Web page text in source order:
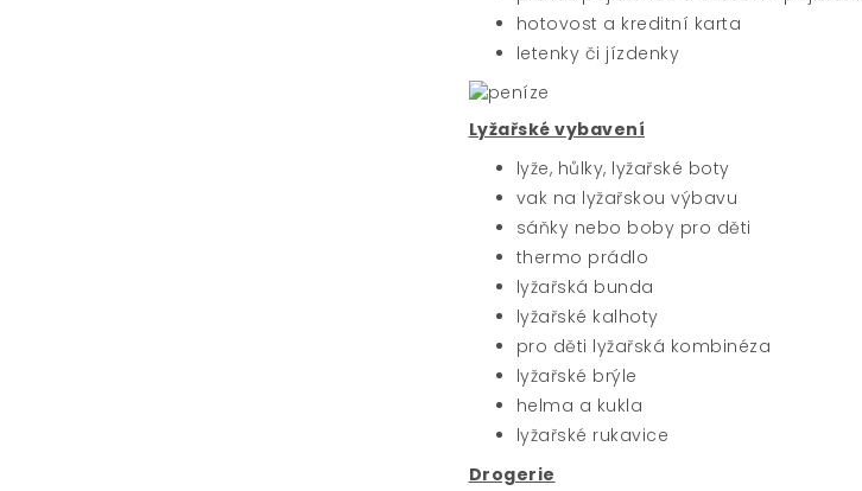
hotovost a kreditní karta
letenky či jízdenky
Lyžařské vybavení
lyže, hůlky, lyžařské boty
vak na lyžařskou výbavu
sáňky nebo boby pro děti
thermo prádlo
lyžařská bunda
lyžařské kalhoty
pro děti lyžařská kombinéza
lyžařské brýle
helma a kukla
lyžařské rukavice
Drogerie